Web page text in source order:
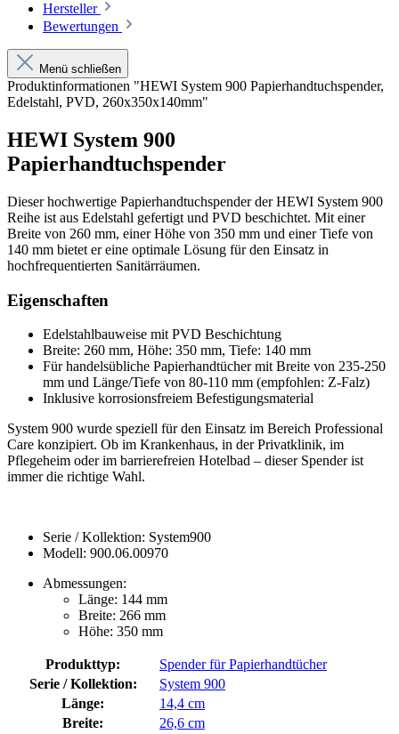
Hersteller
Bewertungen
Menü schließen
Produktinformationen "HEWI System 900 Papierhandtuchspender,
Edelstahl, PVD, 260x350x140mm"
HEWI System 900
Papierhandtuchspender
Dieser hochwertige Papierhandtuchspender der HEWI System 900
Reihe ist aus Edelstahl gefertigt und PVD beschichtet. Mit einer
Breite von 260 mm, einer Höhe von 350 mm und einer Tiefe von
140 mm bietet er eine optimale Lösung für den Einsatz in
hochfrequentierten Sanitärräumen.
Eigenschaften
Edelstahlbauweise mit PVD Beschichtung
Breite: 260 mm, Höhe: 350 mm, Tiefe: 140 mm
Für handelsübliche Papierhandtücher mit Breite von 235-250
mm und Länge/Tiefe von 80-110 mm (empfohlen: Z-Falz)
Inklusive korrosionsfreiem Befestigungsmaterial
System 900 wurde speziell für den Einsatz im Bereich Professional
Care konzipiert. Ob im Krankenhaus, in der Privatklinik, im
Pflegeheim oder im barrierefreien Hotelbad – dieser Spender ist
immer die richtige Wahl.
Serie / Kollektion: System900
Modell: 900.06.00970
Abmessungen:
Länge: 144 mm
Breite: 266 mm
Höhe: 350 mm
Produkttyp:
Spender für Papierhandtücher
Serie / Kollektion:
System 900
Länge:
14,4 cm
Breite:
26,6 cm